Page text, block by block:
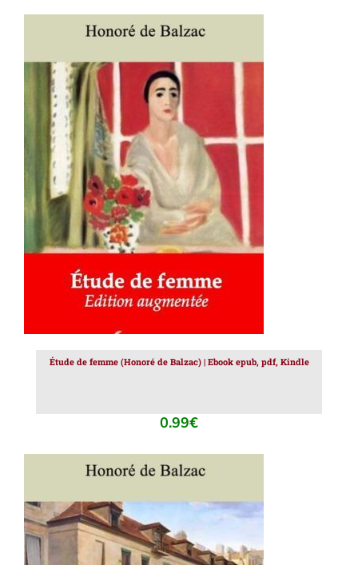
AJOUTER AU PANIER / DÉTAILS
Étude de femme (Honoré de Balzac) | Ebook epub, pdf, Kindle
0.99€